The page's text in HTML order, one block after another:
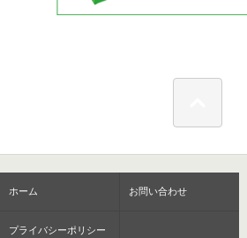
ホーム お問い合わせ
プライバシーポリシー